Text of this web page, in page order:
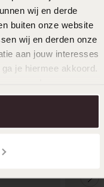
wij en derde
buiten onze website
wij en derden onze
aan jouw interesses
je hiermee akkoord.